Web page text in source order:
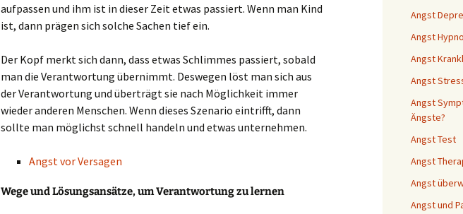
aufpassen und ihm ist in dieser Zeit etwas passiert. Wenn man Kind
ist, dann prägen sich solche Sachen tief ein.
Der Kopf merkt sich dann, dass etwas Schlimmes passiert, sobald
man die Verantwortung übernimmt. Deswegen löst man sich aus
der Verantwortung und überträgt sie nach Möglichkeit immer
wieder anderen Menschen. Wenn dieses Szenario eintrifft, dann
sollte man möglichst schnell handeln und etwas unternehmen.
Angst vor Versagen
Wege und Lösungsansätze, um Verantwortung zu lernen
Angst
Angst
Angst
Angst
Angst
Ängste?
Angst Test
Angst
Angst
Angst und